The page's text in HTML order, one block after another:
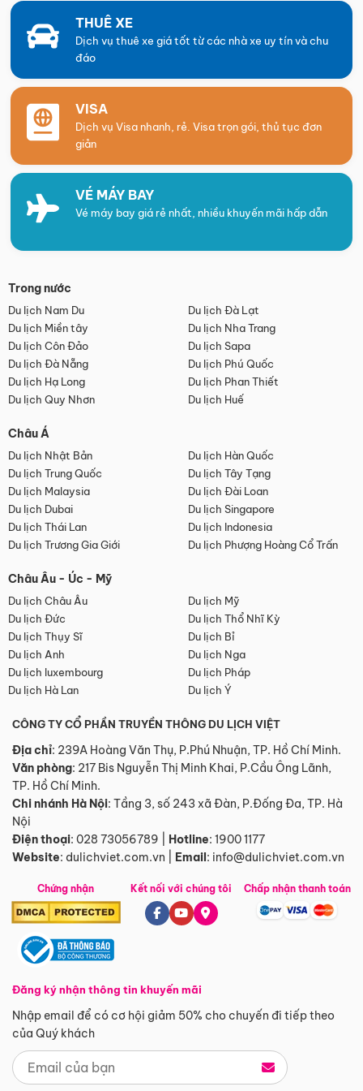
THUÊ XE
Dịch vụ thuê xe giá tốt từ các nhà xe uy tín và chu
đáo
VISA
Dịch vụ Visa nhanh, rẻ. Visa trọn gói, thủ tục đơn
giản
VÉ MÁY BAY
Vé máy bay giá rẻ nhất, nhiều khuyến mãi hấp dẫn
Trong nước
Du lịch Nam Du
Du lịch Đà Lạt
Du lịch Miền tây
Du lịch Nha Trang
Du lịch Côn Đảo
Du lịch Sapa
Du lịch Đà Nẵng
Du lịch Phú Quốc
Du lịch Hạ Long
Du lịch Phan Thiết
Du lịch Quy Nhơn
Du lịch Huế
Châu Á
Du lịch Nhật Bản
Du lịch Hàn Quốc
Du lịch Trung Quốc
Du lịch Tây Tạng
Du lịch Malaysia
Du lịch Đài Loan
Du lịch Dubai
Du lịch Singapore
Du lịch Thái Lan
Du lịch Indonesia
Du lịch Trương Gia Giới
Du lịch Phượng Hoàng Cổ Trấn
Châu Âu - Úc - Mỹ
Du lịch Châu Âu
Du lịch Mỹ
Du lịch Đức
Du lịch Thổ Nhĩ Kỳ
Du lịch Thụy Sĩ
Du lịch Bỉ
Du lịch Anh
Du lịch Nga
Du lịch luxembourg
Du lịch Pháp
Du lịch Hà Lan
Du lịch Ý
CÔNG TY CỔ PHẦN TRUYỀN THÔNG DU LỊCH VIỆT
Địa chỉ: 239A Hoàng Văn Thụ, P.Phú Nhuận, TP. Hồ Chí Minh.
Văn phòng: 217 Bis Nguyễn Thị Minh Khai, P.Cầu Ông Lãnh,
TP. Hồ Chí Minh.
Chi nhánh Hà Nội: Tầng 3, số 243 xã Đàn, P.Đống Đa, TP. Hà
Nội
Điện thoại: 028 73056789 Hotline: 1900 1177
Website: dulichviet.com.vn Email: info@dulichviet.com.vn
Chứng nhận
Đăng ký nhận thông tin khuyến mãi
Nhập email để có cơ hội giảm 50% cho chuyến đi tiếp theo
của Quý khách
Kết nối với chúng tôi Chấp nhận thanh toán